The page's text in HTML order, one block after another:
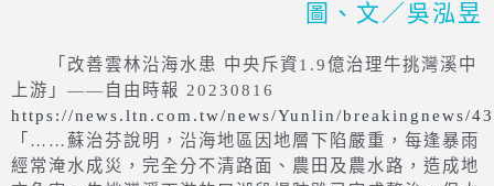
圖、文／吳泓昱
「改善雲林沿海水患 中央斥資1.9億治理牛挑灣溪中
上游」——自由時報 20230816
https://news.ltn.com.tw/news/Yunlin/breakingnews/
「……蘇治芬說明，沿海地區因地層下陷嚴重，每逢暴雨
經常淹水成災，完全分不清路面、農田及農水路，造成地